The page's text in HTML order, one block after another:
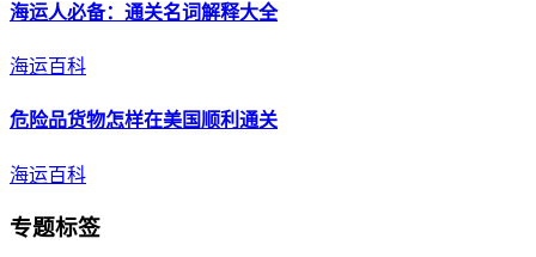
海运人必备： 通关名词解释大全
海运百科
危险品货物怎样在美国顺利 通关
海运百科
专题标签